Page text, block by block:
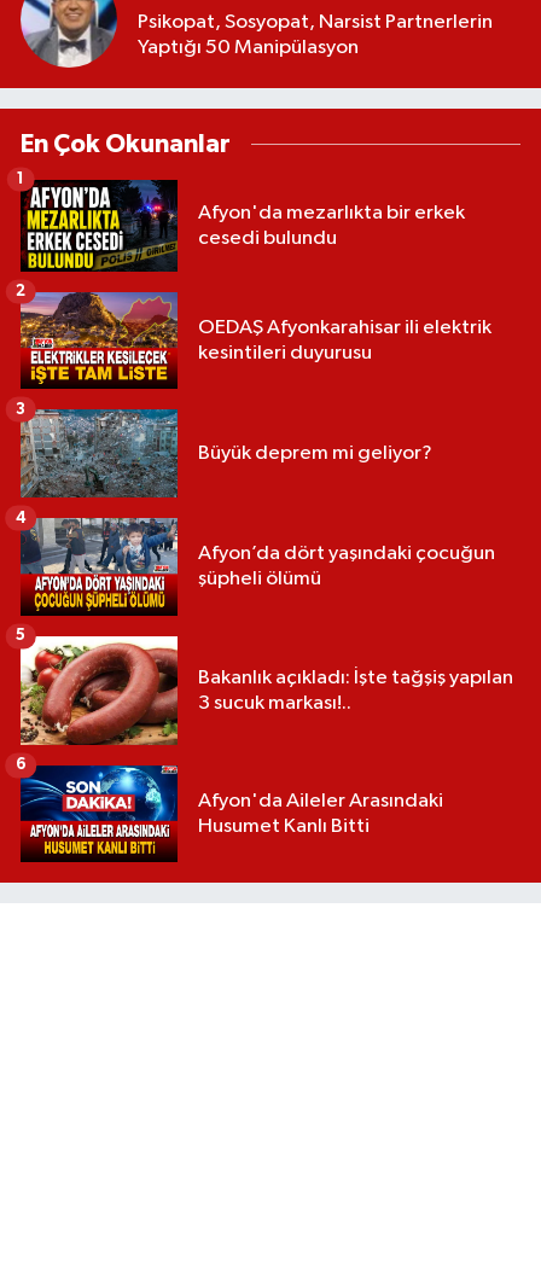
Psikopat, Sosyopat, Narsist Partnerlerin
Yaptığı 50 Manipülasyon
En Çok Okunanlar
Afyon'da mezarlıkta bir erkek
cesedi bulundu
1
OEDAŞ Afyonkarahisar ili elektrik
kesintileri duyurusu
2
Büyük deprem mi geliyor?
3
Afyon’da dört yaşındaki çocuğun
şüpheli ölümü
4
Bakanlık açıkladı: İşte tağşiş yapılan
3 sucuk markası!..
5
Afyon'da Aileler Arasındaki
Husumet Kanlı Bitti
6